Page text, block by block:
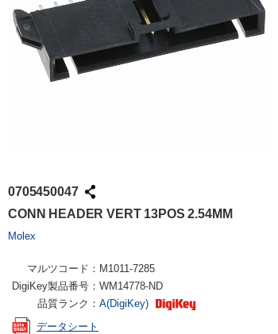
0705450047
CONN HEADER VERT 13POS 2.54MM
Molex
マルツコード： M1011-7285
DigiKey製品番号： WM14778-ND
品質ランク： A(DigiKey)
データシート